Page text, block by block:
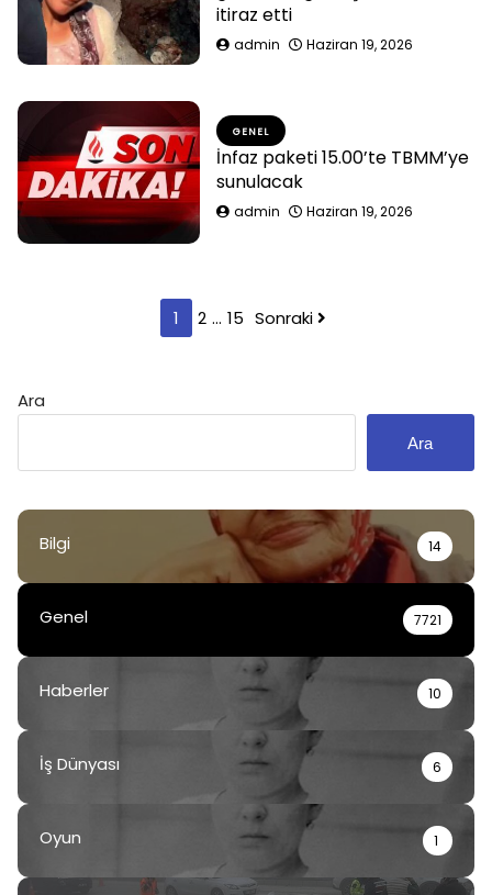
itiraz etti
admin Haziran 19, 2026
GENEL
İnfaz paketi 15.00’te TBMM’ye
sunulacak
admin Haziran 19, 2026
1 2 … 15 Sonraki
Ara
Ara
Bilgi 14
Genel 7721
Haberler 10
İş Dünyası 6
Oyun 1